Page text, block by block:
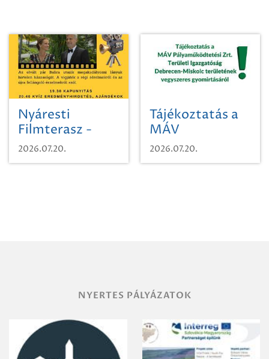
Nyáresti
Filmterasz -
Beugró a
Paradicsomba
2026.07.20.
Tájékoztatás a
MÁV
Pályaműködtetési
Zrt. Területi
2026.07.20.
NYERTES PÁLYÁZATOK